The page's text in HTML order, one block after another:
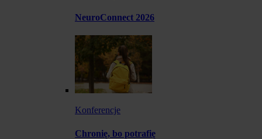
NeuroConnect 2026
Konferencje
Chronię, bo potrafię